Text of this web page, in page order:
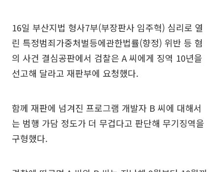
16일 부산지법 형사7부(부장판사 임주혁) 심리로 열
린 특정범죄가중처벌등에관한법률(향정) 위반 등 혐
의 사건 결심공판에서 검찰은 A 씨에게 징역 10년을
선고해 달라고 재판부에 요청했다.
함께 재판에 넘겨진 프로그램 개발자 B 씨에 대해서
는 범행 가담 정도가 더 무겁다고 판단해 무기징역을
구형했다.